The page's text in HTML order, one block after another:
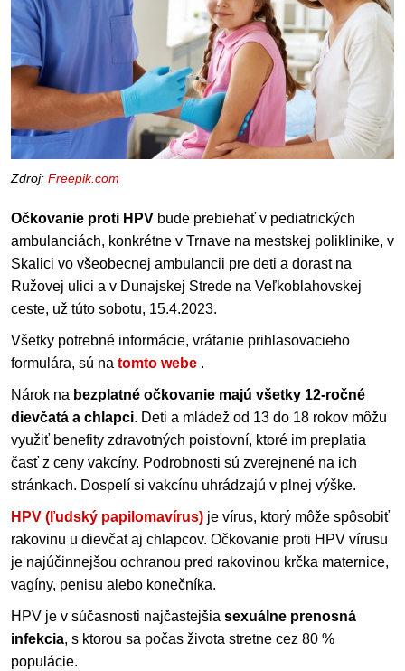
Zdroj: Freepik.com
Očkovanie proti HPV bude prebiehať v pediatrických
ambulanciách, konkrétne v Trnave na mestskej poliklinike, v
Skalici vo všeobecnej ambulancii pre deti a dorast na
Ružovej ulici a v Dunajskej Strede na Veľkoblahovskej
ceste, už túto sobotu, 15.4.2023.
Všetky potrebné informácie, vrátanie prihlasovacieho
formulára, sú na tomto webe .
Nárok na bezplatné očkovanie majú všetky 12-ročné
dievčatá a chlapci. Deti a mládež od 13 do 18 rokov môžu
využiť benefity zdravotných poisťovní, ktoré im preplatia
časť z ceny vakcíny. Podrobnosti sú zverejnené na ich
stránkach. Dospelí si vakcínu uhrádzajú v plnej výške.
HPV (ľudský papilomavírus) je vírus, ktorý môže spôsobiť
rakovinu u dievčat aj chlapcov. Očkovanie proti HPV vírusu
je najúčinnejšou ochranou pred rakovinou krčka maternice,
vagíny, penisu alebo konečníka.
HPV je v súčasnosti najčastejšia sexuálne prenosná
infekcia, s ktorou sa počas života stretne cez 80 %
populácie.